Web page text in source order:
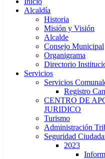
Alcaldía
Historia
Misión y Visión
Alcalde
Consejo Municipal
Organigrama
Directorio
Servicios
Servicios
Registro
CENTRO DE
JURIDICO
Turismo
Administración
Seguridad
2023